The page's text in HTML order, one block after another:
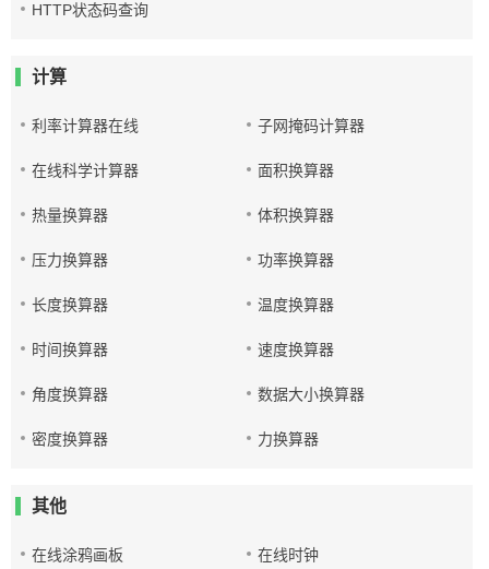
HTTP状态码查询
计算
利率计算器在线 子网掩码计算器
在线科学计算器 面积换算器
热量换算器 体积换算器
压力换算器 功率换算器
长度换算器 温度换算器
时间换算器 速度换算器
角度换算器 数据大小换算器
密度换算器 力换算器
其他
在线涂鸦画板 在线时钟